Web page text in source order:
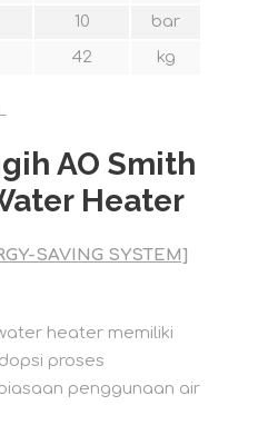
10
bar
42 kg
AO Smith
Heater
SAVING SYSTEM]
heater memiliki
proses
penggunaan air